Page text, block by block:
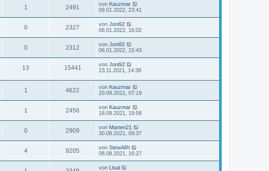
1 2491 von Kauzmar
09.01.2022, 23:41
0 2327 von Joni92
06.01.2022, 16:02
0 2312 von Joni92
06.01.2022, 15:43
13 15441 von Joni92
23.11.2021, 14:38
1 4622 von Kauzmar
20.09.2021, 07:19
1 2456 von Kauzmar
18.09.2021, 19:58
0 2909 von Marten21
30.08.2021, 09:37
4 9205 von StewARt
08.08.2021, 16:27
von
Lisal